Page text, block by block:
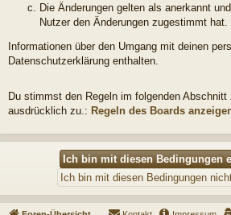
Die Änderungen gelten als anerkannt
Nutzer den Änderungen zugestimmt hat.
Informationen über den Umgang mit deinen
Datenschutzerklärung enthalten.
Du stimmst den Regeln im folgenden
ausdrücklich zu.: Regeln des Boards